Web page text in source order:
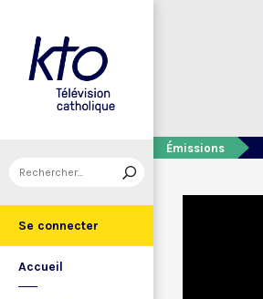
Se connecter
Accueil
Émissions